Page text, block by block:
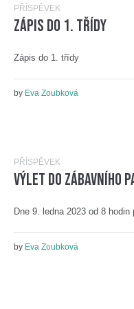
PŘÍSPĚVEK
Zápis do 1. třídy
Zápis do 1. třídy
by Eva Zoubková
PŘÍSPĚVEK
Výlet do zábavního
Dne 9. ledna 2023 od 8
by Eva Zoubková